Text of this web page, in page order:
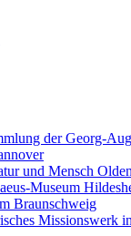
der Georg-
und Mensch
Museum
Braunschweig
Missionswerk